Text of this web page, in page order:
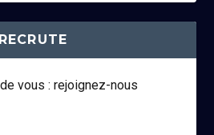
vous : rejoignez-nous